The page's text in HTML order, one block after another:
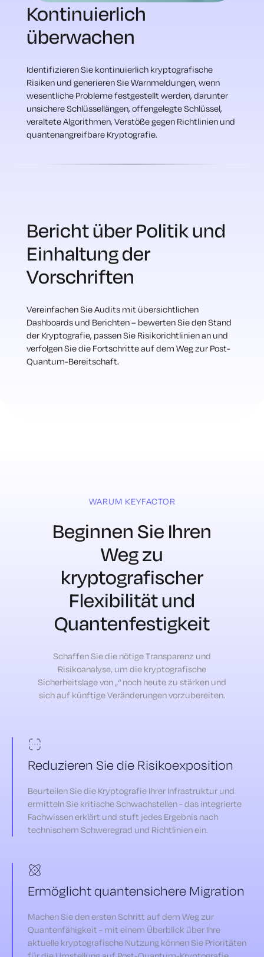
Kontinuierlich
überwachen
Identifizieren Sie kontinuierlich kryptografische
Risiken und generieren Sie Warnmeldungen, wenn
wesentliche Probleme festgestellt werden, darunter
unsichere Schlüssellängen, offengelegte Schlüssel,
veraltete Algorithmen, Verstöße gegen Richtlinien und
quantenangreifbare Kryptografie.
Bericht über Politik und
Einhaltung der
Vorschriften
Vereinfachen Sie Audits mit übersichtlichen
Dashboards und Berichten – bewerten Sie den Stand
der Kryptografie, passen Sie Risikorichtlinien an und
verfolgen Sie die Fortschritte auf dem Weg zur Post-
Quantum-Bereitschaft.
WARUM KEYFACTOR
Beginnen Sie Ihren
Weg zu
kryptografischer
Flexibilitätund
Quantenfestigkeit
Schaffen Sie die nötige Transparenz und
Risikoanalyse, um die kryptografische
Sicherheitslage von „“ noch heute zu stärken und
sich auf künftige Veränderungen vorzubereiten.
Reduzieren Sie die Risikoexposition
Beurteilen Sie die Kryptografie Ihrer Infrastruktur und
ermitteln Sie kritische Schwachstellen - das integrierte
Fachwissen erklärt und stuft jedes Ergebnis nach
technischem Schweregrad und Richtlinien ein.
Ermöglicht quantensichere Migration
Machen Sie den ersten Schritt auf dem Weg zur
Quantenfähigkeit - mit einem Überblick über Ihre
aktuelle kryptografische Nutzung können Sie Prioritäten